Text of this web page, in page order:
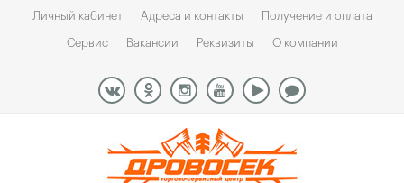
Личный кабинет Адреса и контакты Получение и оплата
Сервис Вакансии Реквизиты О компании